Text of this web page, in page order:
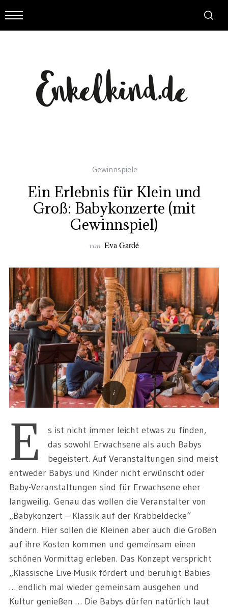
Gewinnspiele
Ein Erlebnis für Klein und
Groß: Babykonzerte (mit
Gewinnspiel)
von Eva Gardé
E
s ist nicht immer leicht etwas zu finden,
das sowohl Erwachsene als auch Babys
begeistert. Auf Veranstaltungen sind meist
entweder Babys und Kinder nicht erwünscht oder
Baby-Veranstaltungen sind für Erwachsene eher
langweilig. Genau das wollen die Veranstalter von
„Babykonzert –Klassik auf der Krabbeldecke“
ändern. Hier sollen die Kleinen aber auch die Großen
auf ihre Kosten kommen und gemeinsam einen
schönen Vormittag erleben. Das Konzept verspricht
„Klassische Live-Musik fördert und beruhigt Babies
… endlich mal wieder gemeinsam ausgehen und
Kultur genießen … Die Babys dürfen natürlich laut